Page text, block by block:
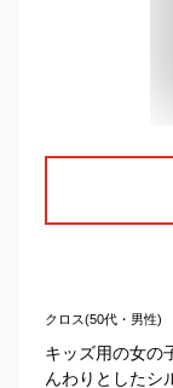
クロス(50代・男性)
キッズ用の女の
んわりとしたシ